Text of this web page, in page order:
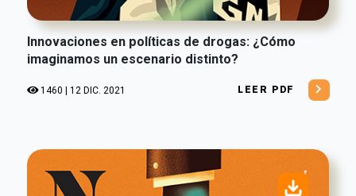
Innovaciones en políticas de drogas: ¿Cómo
imaginamos un escenario distinto?
1460 | 12 DIC. 2021 LEER PDF